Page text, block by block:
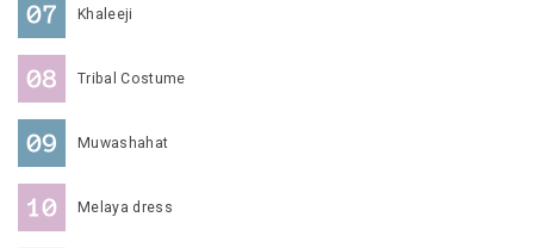
Khaleeji
Tribal Costume
Muwashahat
Melaya dress